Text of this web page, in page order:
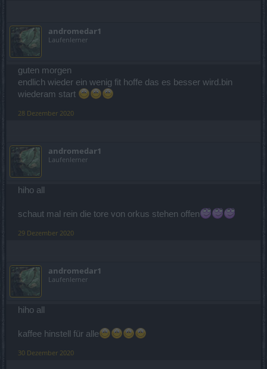
andromedar1
Laufenlerner
guten morgen
endlich wieder ein wenig fit hoffe das es besser wird.bin
wiederam start
28 Dezember 2020
andromedar1
Laufenlerner
hiho all
schaut mal rein die tore von orkus stehen offen
29 Dezember 2020
andromedar1
Laufenlerner
hiho all
kaffee hinstell für alle
30 Dezember 2020